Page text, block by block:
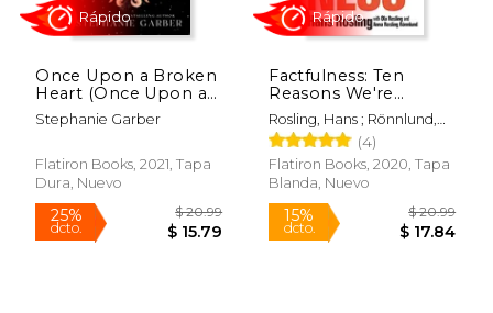
35%
dcto. $ 23.94
15%
dcto. $
Once Upon a Broken
Heart (Once Upon a
Broken Heart, 1) (en
Inglés)
Stephanie Garber
Flatiron Books, 2021, Tapa
Dura, Nuevo
Factfulness: Ten
Reasons We're
Wrong About the
World--And why
Things are Better
Than you Think (en
Inglés)
Rosling, Hans ; Rönnlund,
Anna Rosling ; Rosling, Ola
(4)
Flatiron Books, 2020, Tapa
Blanda, Nuevo